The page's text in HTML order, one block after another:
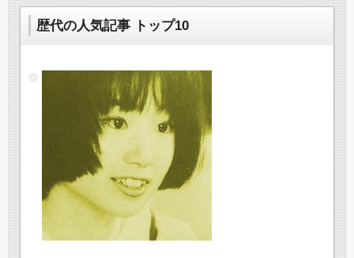
歴代の人気記事 トップ10